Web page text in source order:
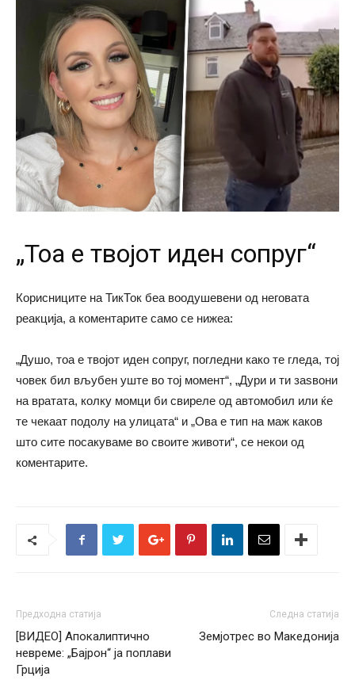
„Тоа е твојот идeн сопруг“
Корисниците на ТикТок беа воодушевени од неговата
реакција, а коментарите само се нижеа:
„Душо, тоа е твојот идeн сопруг, погледни како те гледа, тој
човек бил вљубен уште во тој момент“, „Дури и ти заѕвони
на вратата, колку момци би свиреле од автомобил или ќе
те чекаат подолу на улицата“ и „Ова е тип на маж каков
што сите посакуваме во своите животи“, се некои од
коментарите.
Предходна статија
[ВИДЕО] Апокалиптично
невреме: „Бајрон“ ја поплави
Грција
Следна статија
Земјотрес во Македонија